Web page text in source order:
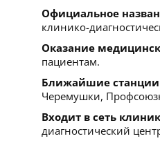
Официальное
клинико-
Оказание
пациентам.
Ближайшие
Черемушки,
Входит в сеть
диагностический